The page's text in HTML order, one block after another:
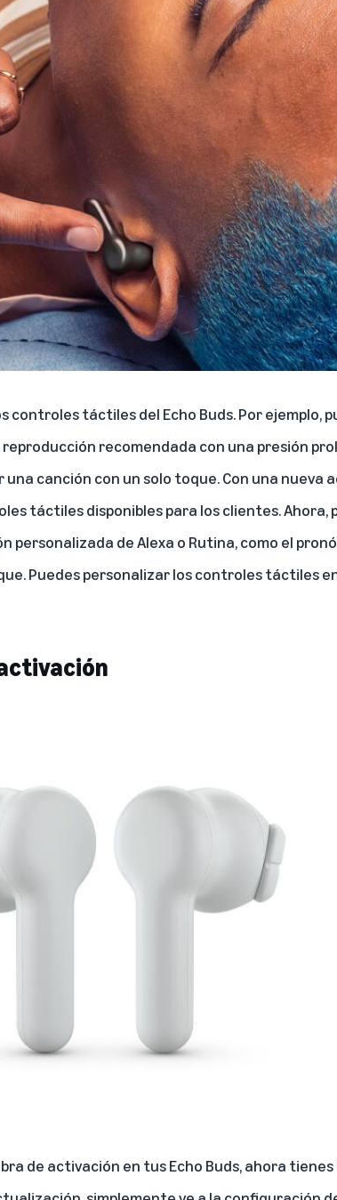
controles táctiles del Echo Buds. Por ejemplo,
recomendada con una presión
canción con un solo toque. Con una nueva
táctiles disponibles para los clientes. Ahora,
de Alexa o Rutina, como el
Puedes personalizar los controles táctiles
de activación en tus Echo Buds, ahora tienes